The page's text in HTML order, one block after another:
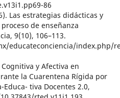
86
Las estrategias didácticas y
de enseñanza
9(10), 106–113.
educateconciencia/index.php/
y Afectiva en
la Cuarentena Rígida por
Educa- tiva Docentes 2.0,